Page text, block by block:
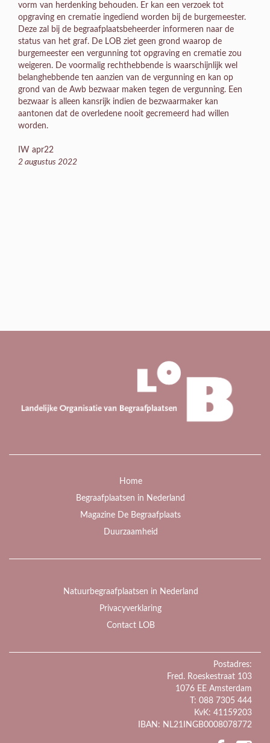
vorm van herdenking behouden. Er kan een verzoek tot
opgraving en crematie ingediend worden bij de burgemeester.
Deze zal bij de begraafplaatsbeheerder informeren naar de
status van het graf. De LOB ziet geen grond waarop de
burgemeester een vergunning tot opgraving en crematie zou
weigeren. De voormalig rechthebbende is waarschijnlijk wel
belanghebbende ten aanzien van de vergunning en kan op
grond van de Awb bezwaar maken tegen de vergunning. Een
bezwaar is alleen kansrijk indien de bezwaarmaker kan
aantonen dat de overledene nooit gecremeerd had willen
worden.
IW apr22
2 augustus 2022
Home
Begraafplaatsen in Nederland
Magazine De Begraafplaats
Duurzaamheid
Natuurbegraafplaatsen in Nederland
Privacyverklaring
Contact LOB
Postadres:
Fred. Roeskestraat 103
1076 EE Amsterdam
T: 088 7305 444
KvK: 41159203
IBAN: NL21INGB0008078772